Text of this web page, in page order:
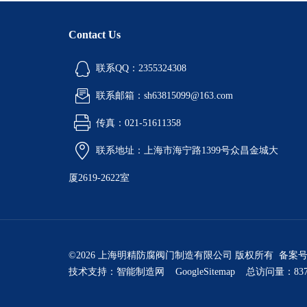
Contact Us
联系QQ：2355324308
联系邮箱：sh63815099@163.com
传真：021-51611358
联系地址：上海市海宁路1399号众昌金城大
厦2619-2622室
©2026 上海明精防腐阀门制造有限公司 版权所有 备案
技术支持： 智能制造网 GoogleSitemap 总访问量：